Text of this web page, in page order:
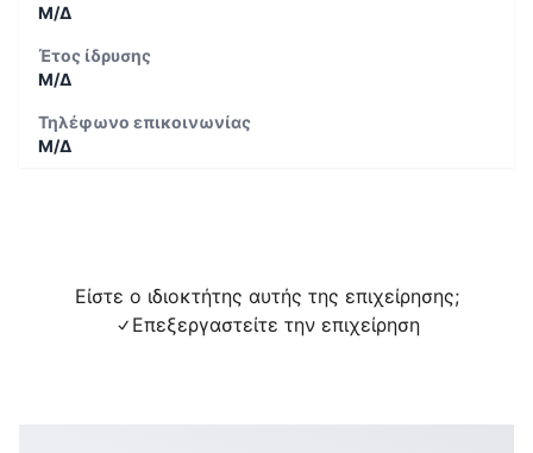
Μ/Δ
Έτος ίδρυσης
Μ/Δ
Τηλέφωνο επικοινωνίας
Μ/Δ
Είστε ο ιδιοκτήτης αυτής της επιχείρησης;
Επεξεργαστείτε την επιχείρηση